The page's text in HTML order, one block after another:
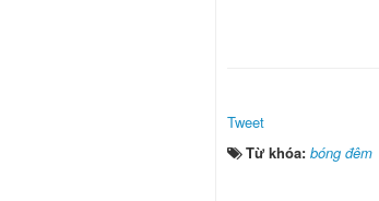
Tweet
Từ khóa: bóng đêm